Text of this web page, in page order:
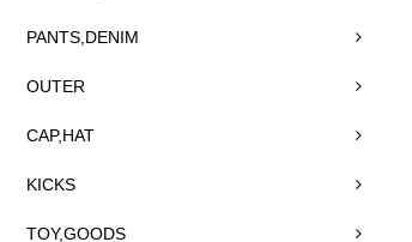
PANTS,DENIM
OUTER
CAP,HAT
KICKS
TOY,GOODS